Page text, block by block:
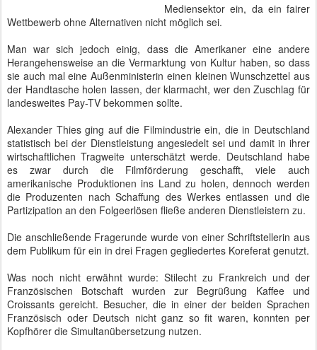
Mediensektor ein, da ein fairer
Wettbewerb ohne Alternativen nicht möglich sei.
Man war sich jedoch einig, dass die Amerikaner eine andere
Herangehensweise an die Vermarktung von Kultur haben, so dass
sie auch mal eine Außenministerin einen kleinen Wunschzettel aus
der Handtasche holen lassen, der klarmacht, wer den Zuschlag für
landesweites Pay-TV bekommen sollte.
Alexander Thies ging auf die Filmindustrie ein, die in Deutschland
statistisch bei der Dienstleistung angesiedelt sei und damit in ihrer
wirtschaftlichen Tragweite unterschätzt werde. Deutschland habe
es zwar durch die Filmförderung geschafft, viele auch
amerikanische Produktionen ins Land zu holen, dennoch werden
die Produzenten nach Schaffung des Werkes entlassen und die
Partizipation an den Folgeerlösen fließe anderen Dienstleistern zu.
Die anschließende Fragerunde wurde von einer Schriftstellerin aus
dem Publikum für ein in drei Fragen gegliedertes Koreferat genutzt.
Was noch nicht erwähnt wurde: Stilecht zu Frankreich und der
Französischen Botschaft wurden zur Begrüßung Kaffee und
Croissants gereicht. Besucher, die in einer der beiden Sprachen
Französisch oder Deutsch nicht ganz so fit waren, konnten per
Kopfhörer die Simultanübersetzung nutzen.